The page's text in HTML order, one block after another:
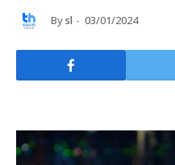
Bysl 03/01/2024